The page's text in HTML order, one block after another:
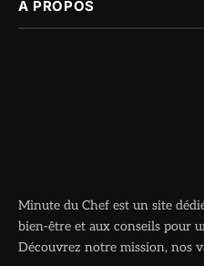
À PROPOS
Minute du Chef est un site
bien-être et aux conseils pour
Découvrez notre mission, nos